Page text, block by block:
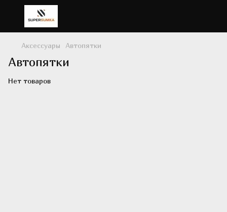
Аксессуары Автопятки
Автопятки
Нет товаров